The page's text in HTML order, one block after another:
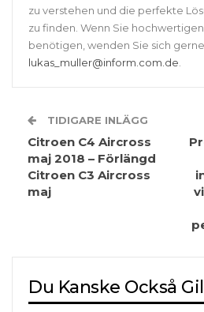
zu verstehen und die perfekte
zu finden. Wenn Sie
benötigen, wenden Sie sich
lukas_muller@inform.com.de
TIDIGARE INLÄGG
Citroen C4 Aircross
maj 2018 – Förlängd
Citroen C3 Aircross
maj
Du Kanske Också